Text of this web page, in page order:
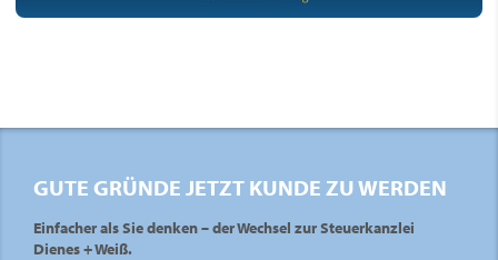
GUTE GRÜNDE JETZT KUNDE ZU WERDEN
Einfacher als Sie denken – der Wechsel zur Steuerkanzlei
Dienes + Weiß.